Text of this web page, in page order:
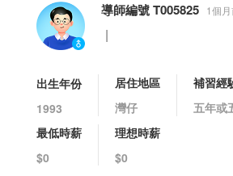
導師編號 T005825 1個
|
出生年份
1993
居住地區
灣仔
補習經
五年或
最低時薪
$0
理想時薪
$0